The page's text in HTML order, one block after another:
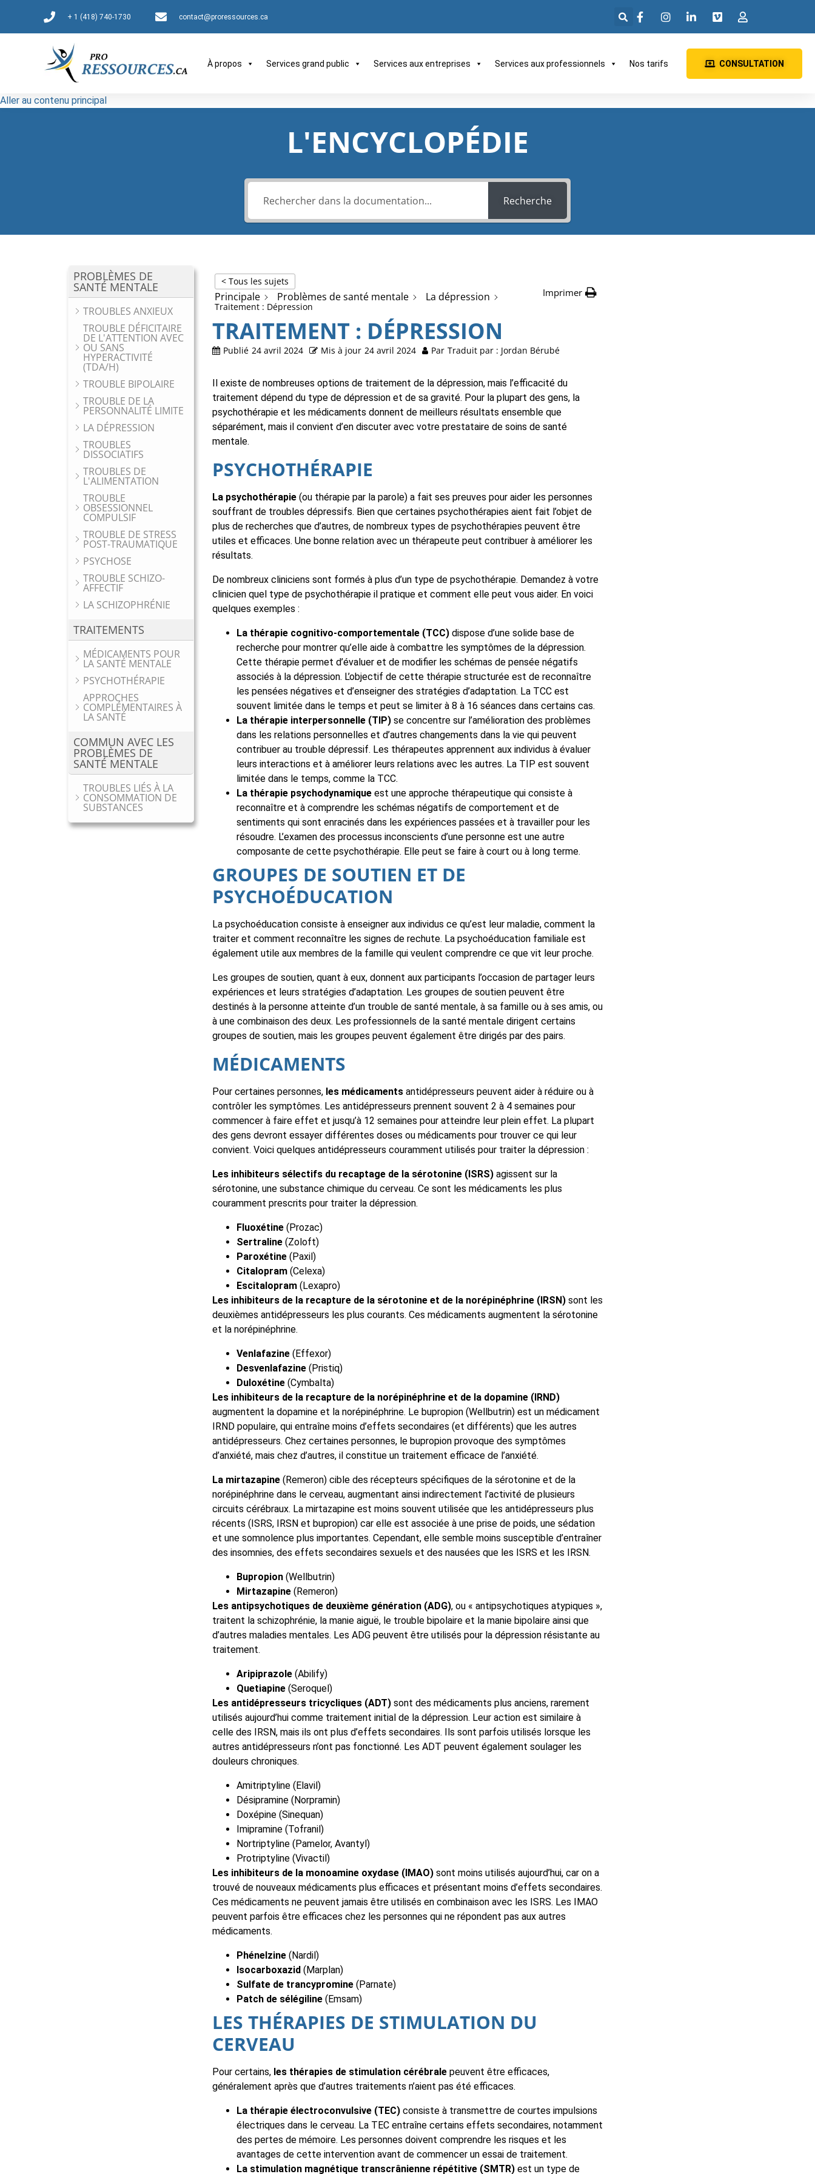
+ 1 (418) 740-1730 contact@proressources.ca
À propos Services grand public Services aux entreprises Services aux professionnels Nos tarifs CONSULTATION
Aller au contenu principal
L'ENCYCLOPÉDIE
Recherche
PROBLÈMES DE
SANTÉ MENTALE
TROUBLES ANXIEUX
TROUBLE DÉFICITAIRE
DE L'ATTENTION AVEC
OU SANS
HYPERACTIVITÉ
(TDA/H)
TROUBLE BIPOLAIRE
TROUBLE DE LA
PERSONNALITÉ LIMITE
LA DÉPRESSION
TROUBLES
DISSOCIATIFS
TROUBLES DE
L'ALIMENTATION
TROUBLE
OBSESSIONNEL
COMPULSIF
TROUBLE DE STRESS
POST-TRAUMATIQUE
PSYCHOSE
TROUBLE SCHIZO-
AFFECTIF
LA SCHIZOPHRÉNIE
TRAITEMENTS
MÉDICAMENTS POUR
LA SANTÉ MENTALE
PSYCHOTHÉRAPIE
APPROCHES
COMPLÉMENTAIRES À
LA SANTÉ
COMMUN AVEC LES
PROBLÈMES DE
SANTÉ MENTALE
TROUBLES LIÉS À LA
CONSOMMATION DE
SUBSTANCES
< Tous les sujets
Principale Problèmes de santé mentale La dépression
Traitement : Dépression
Imprimer
TRAITEMENT : DÉPRESSION
Publié 24 avril 2024 Mis à jour 24 avril 2024 Par Traduit par : Jordan Bérubé
Il existe de nombreuses options de traitement de la dépression, mais l’efficacité du
traitement dépend du type de dépression et de sa gravité. Pour la plupart des gens, la
psychothérapie et les médicaments donnent de meilleurs résultats ensemble que
séparément, mais il convient d’en discuter avec votre prestataire de soins de santé
mentale.
PSYCHOTHÉRAPIE
La psychothérapie (ou thérapie par la parole) a fait ses preuves pour aider les personnes
souffrant de troubles dépressifs. Bien que certaines psychothérapies aient fait l’objet de
plus de recherches que d’autres, de nombreux types de psychothérapies peuvent être
utiles et efficaces. Une bonne relation avec un thérapeute peut contribuer à améliorer les
résultats.
De nombreux cliniciens sont formés à plus d’un type de psychothérapie. Demandez à votre
clinicien quel type de psychothérapie il pratique et comment elle peut vous aider. En voici
quelques exemples :
La thérapie cognitivo-comportementale (TCC) dispose d’une solide base de
recherche pour montrer qu’elle aide à combattre les symptômes de la dépression.
Cette thérapie permet d’évaluer et de modifier les schémas de pensée négatifs
associés à la dépression. L’objectif de cette thérapie structurée est de reconnaître
les pensées négatives et d’enseigner des stratégies d’adaptation. La TCC est
souvent limitée dans le temps et peut se limiter à 8 à 16 séances dans certains cas.
La thérapie interpersonnelle (TIP) se concentre sur l’amélioration des problèmes
dans les relations personnelles et d’autres changements dans la vie qui peuvent
contribuer au trouble dépressif. Les thérapeutes apprennent aux individus à évaluer
leurs interactions et à améliorer leurs relations avec les autres. La TIP est souvent
limitée dans le temps, comme la TCC.
La thérapie psychodynamique est une approche thérapeutique qui consiste à
reconnaître et à comprendre les schémas négatifs de comportement et de
sentiments qui sont enracinés dans les expériences passées et à travailler pour les
résoudre. L’examen des processus inconscients d’une personne est une autre
composante de cette psychothérapie. Elle peut se faire à court ou à long terme.
GROUPES DE SOUTIEN ET DE
PSYCHOÉDUCATION
La psychoéducation consiste à enseigner aux individus ce qu’est leur maladie, comment la
traiter et comment reconnaître les signes de rechute. La psychoéducation familiale est
également utile aux membres de la famille qui veulent comprendre ce que vit leur proche.
Les groupes de soutien, quant à eux, donnent aux participants l’occasion de partager leurs
expériences et leurs stratégies d’adaptation. Les groupes de soutien peuvent être
destinés à la personne atteinte d’un trouble de santé mentale, à sa famille ou à ses amis, ou
à une combinaison des deux. Les professionnels de la santé mentale dirigent certains
groupes de soutien, mais les groupes peuvent également être dirigés par des pairs.
MÉDICAMENTS
Pour certaines personnes, les médicaments antidépresseurs peuvent aider à réduire ou à
contrôler les symptômes. Les antidépresseurs prennent souvent 2 à 4 semaines pour
commencer à faire effet et jusqu’à 12 semaines pour atteindre leur plein effet. La plupart
des gens devront essayer différentes doses ou médicaments pour trouver ce qui leur
convient. Voici quelques antidépresseurs couramment utilisés pour traiter la dépression :
Les inhibiteurs sélectifs du recaptage de la sérotonine (ISRS) agissent sur la
sérotonine, une substance chimique du cerveau. Ce sont les médicaments les plus
couramment prescrits pour traiter la dépression.
Fluoxétine (Prozac)
Sertraline (Zoloft)
Paroxétine (Paxil)
Citalopram (Celexa)
Escitalopram (Lexapro)
Les inhibiteurs de la recapture de la sérotonine et de la norépinéphrine (IRSN) sont les
deuxièmes antidépresseurs les plus courants. Ces médicaments augmentent la sérotonine
et la norépinéphrine.
Venlafazine (Effexor)
Desvenlafazine (Pristiq)
Duloxétine (Cymbalta)
Les inhibiteurs de la recapture de la norépinéphrine et de la dopamine (IRND)
augmentent la dopamine et la norépinéphrine. Le bupropion (Wellbutrin) est un médicament
IRND populaire, qui entraîne moins d’effets secondaires (et différents) que les autres
antidépresseurs. Chez certaines personnes, le bupropion provoque des symptômes
d’anxiété, mais chez d’autres, il constitue un traitement efficace de l’anxiété.
La mirtazapine (Remeron) cible des récepteurs spécifiques de la sérotonine et de la
norépinéphrine dans le cerveau, augmentant ainsi indirectement l’activité de plusieurs
circuits cérébraux. La mirtazapine est moins souvent utilisée que les antidépresseurs plus
récents (ISRS, IRSN et bupropion) car elle est associée à une prise de poids, une sédation
et une somnolence plus importantes. Cependant, elle semble moins susceptible d’entraîner
des insomnies, des effets secondaires sexuels et des nausées que les ISRS et les IRSN.
Bupropion (Wellbutrin)
Mirtazapine (Remeron)
Les antipsychotiques de deuxième génération (ADG), ou « antipsychotiques atypiques »,
traitent la schizophrénie, la manie aiguë, le trouble bipolaire et la manie bipolaire ainsi que
d’autres maladies mentales. Les ADG peuvent être utilisés pour la dépression résistante au
traitement.
Aripiprazole (Abilify)
Quetiapine (Seroquel)
Les antidépresseurs tricycliques (ADT) sont des médicaments plus anciens, rarement
utilisés aujourd’hui comme traitement initial de la dépression. Leur action est similaire à
celle des IRSN, mais ils ont plus d’effets secondaires. Ils sont parfois utilisés lorsque les
autres antidépresseurs n’ont pas fonctionné. Les ADT peuvent également soulager les
douleurs chroniques.
Amitriptyline (Elavil)
Désipramine (Norpramin)
Doxépine (Sinequan)
Imipramine (Tofranil)
Nortriptyline (Pamelor, Avantyl)
Protriptyline (Vivactil)
Les inhibiteurs de la monoamine oxydase (IMAO) sont moins utilisés aujourd’hui, car on a
trouvé de nouveaux médicaments plus efficaces et présentant moins d’effets secondaires.
Ces médicaments ne peuvent jamais être utilisés en combinaison avec les ISRS. Les IMAO
peuvent parfois être efficaces chez les personnes qui ne répondent pas aux autres
médicaments.
Phénelzine (Nardil)
Isocarboxazid (Marplan)
Sulfate de trancypromine (Parnate)
Patch de sélégiline (Emsam)
LES THÉRAPIES DE STIMULATION DU
CERVEAU
Pour certains, les thérapies de stimulation cérébrale peuvent être efficaces,
généralement après que d’autres traitements n’aient pas été efficaces.
La thérapie électroconvulsive (TEC) consiste à transmettre de courtes impulsions
électriques dans le cerveau. La TEC entraîne certains effets secondaires, notamment
des pertes de mémoire. Les personnes doivent comprendre les risques et les
avantages de cette intervention avant de commencer un essai de traitement.
La stimulation magnétique transcrânienne répétitive (SMTR) est un type de